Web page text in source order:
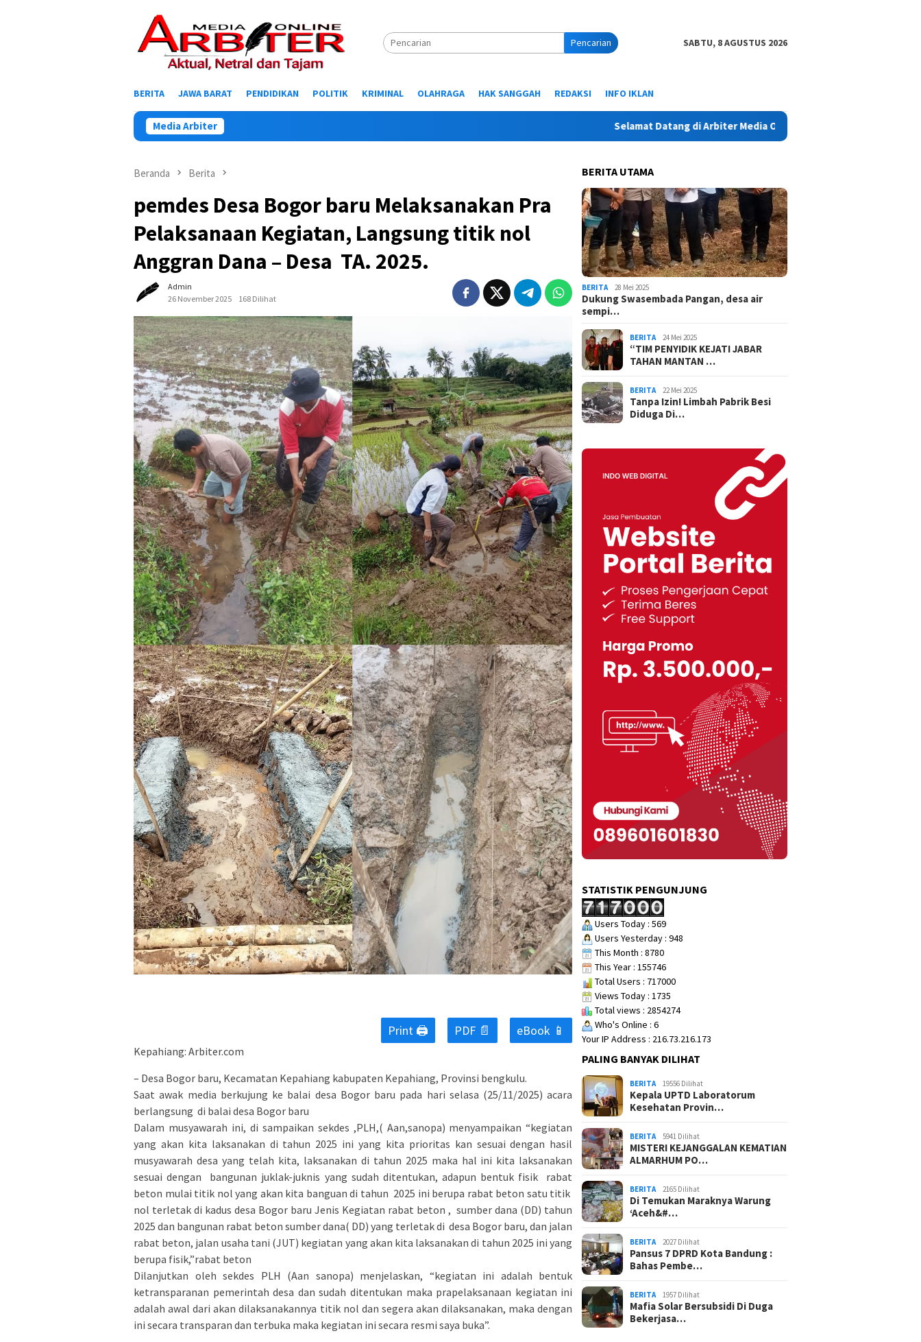
Pencarian SABTU, 8 AGUSTUS 2026
BERITA JAWA BARAT PENDIDIKAN POLITIK KRIMINAL OLAHRAGA HAK SANGGAH REDAKSI INFO IKLAN
Media Arbiter Selamat Datang di Arbiter Media Online - Aktual, Netral dan Tajam
Beranda Berita
pemdes Desa Bogor baru Melaksanakan Pra
Pelaksanaan Kegiatan, Langsung titik nol
Anggran Dana – Desa TA. 2025.
Admin
26 November 2025
168 Dilihat
Print 🖨 PDF 📄 eBook 📱
Kepahiang: Arbiter.com
– Desa Bogor baru, Kecamatan Kepahiang kabupaten Kepahiang, Provinsi bengkulu.
Saat awak media berkujung ke balai desa Bogor baru pada hari selasa (25/11/2025) acara
berlangsung di balai desa Bogor baru
Dalam musyawarah ini, di sampaikan sekdes ,PLH,( Aan,sanopa) menyampaikan “kegiatan
yang akan kita laksanakan di tahun 2025 ini yang kita prioritas kan sesuai dengan hasil
musyawarah desa yang telah kita, laksanakan di tahun 2025 maka hal ini kita laksanakan
sesuai dengan bangunan juklak-juknis yang sudah ditentukan, adapun bentuk fisik rabat
beton mulai titik nol yang akan kita banguan di tahun 2025 ini berupa rabat beton satu titik
nol terletak di kadus desa Bogor baru Jenis Kegiatan rabat beton , sumber dana (DD) tahun
2025 dan bangunan rabat beton sumber dana( DD) yang terletak di desa Bogor baru, dan jalan
rabat beton, jalan usaha tani (JUT) kegiatan yang akan kita laksanakan di tahun 2025 ini yang
berupa fisik,”rabat beton
Dilanjutkan oleh sekdes PLH (Aan sanopa) menjelaskan, “kegiatan ini adalah bentuk
ketransparanan pemerintah desa dan sudah ditentukan maka prapelaksanaan kegiatan ini
adalah awal dari akan dilaksanakannya titik nol dan segera akan dilaksanakan, maka dengan
ini secara transparan dan terbuka maka kegiatan ini secara resmi saya buka”.
BERITA UTAMA
BERITA 28 Mei 2025
Dukung Swasembada Pangan, desa air
sempi…
BERITA 24 Mei 2025
“TIM PENYIDIK KEJATI JABAR
TAHAN MANTAN …
BERITA 22 Mei 2025
Tanpa Izin! Limbah Pabrik Besi
Diduga Di…
STATISTIK PENGUNJUNG
Users Today : 569
Users Yesterday : 948
This Month : 8780
This Year : 155746
Total Users : 717000
Views Today : 1735
Total views : 2854274
Who's Online : 6
Your IP Address : 216.73.216.173
PALING BANYAK DILIHAT
BERITA 19556 Dilihat
Kepala UPTD Laboratorum
Kesehatan Provin…
BERITA 5941 Dilihat
MISTERI KEJANGGALAN KEMATIAN
ALMARHUM PO…
BERITA 2165 Dilihat
Di Temukan Maraknya Warung
‘Aceh&#…
BERITA 2027 Dilihat
Pansus 7 DPRD Kota Bandung :
Bahas Pembe…
BERITA 1957 Dilihat
Mafia Solar Bersubsidi Di Duga
Bekerjasa…